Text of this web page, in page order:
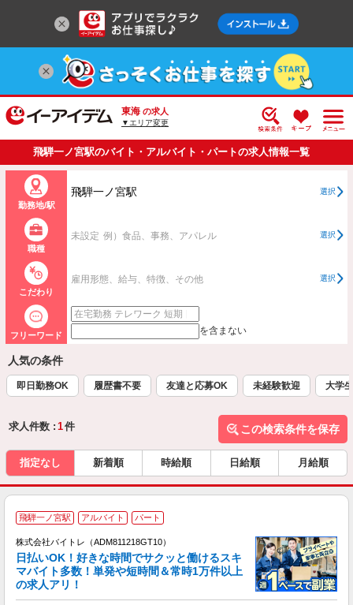
東海 の求人
▼エリア変更
飛騨一ノ宮駅のバイト・アルバイト・パートの求人情報一覧
勤務地/駅
飛騨一ノ宮駅 選択
職種
未設定 例）食品、事務、アパレル 選択
こだわり
雇用形態、給与、特徴、その他 選択
フリーワード を含まない
人気の条件
即日勤務OK 履歴書不要 友達と応募OK 未経験歓迎 大学
求人件数 : 1件 この検索条件を保存
指定なし 新着順 時給順 日給順 月給順
飛騨一ノ宮駅 アルバイト パート
株式会社バイトレ（ADM811218GT10）
日払いOK！好きな時間でサクッと働けるスキ
マバイト多数！単発や短時間＆常時1万件以上
の求人アリ！